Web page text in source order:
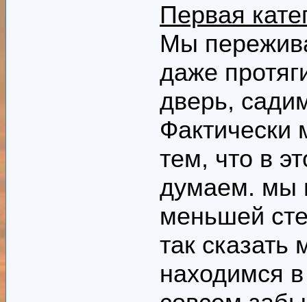
Первая
Мы
даже
дверь,
тем, что в
думаем. мы
меньшей
так сказать
находимся